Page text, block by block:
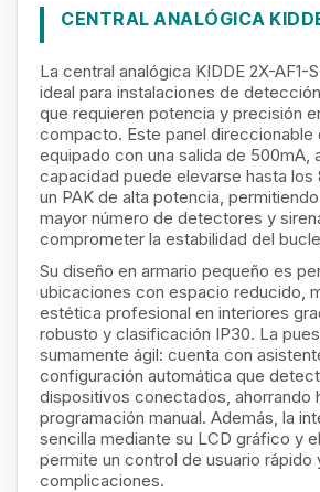
CENTRAL ANALÓGICA
La central analógica KIDDE 2X-AF1-
ideal para instalaciones de
que requieren potencia y precisión
compacto. Este panel direccionable
equipado con una salida de 500mA,
capacidad puede elevarse hasta los
un PAK de alta potencia,
mayor número de detectores y
comprometer la estabilidad del
Su diseño en armario pequeño es
ubicaciones con espacio reducido,
estética profesional en interiores
robusto y clasificación IP30. La
sumamente ágil: cuenta con
configuración automática que
dispositivos conectados, ahorrando
programación manual. Además, la
sencilla mediante su LCD gráfico y
permite un control de usuario rápido
complicaciones.